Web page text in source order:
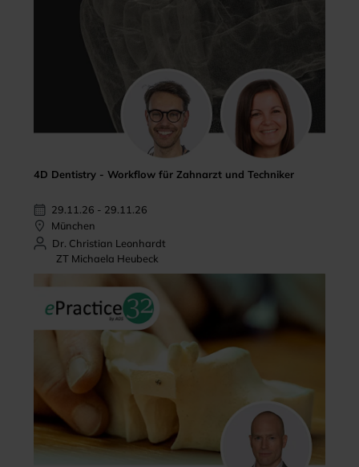
4D Dentistry - Workflow für Zahnarzt und Techniker
29.11.26 - 29.11.26
München
Dr. Christian Leonhardt
ZT Michaela Heubeck